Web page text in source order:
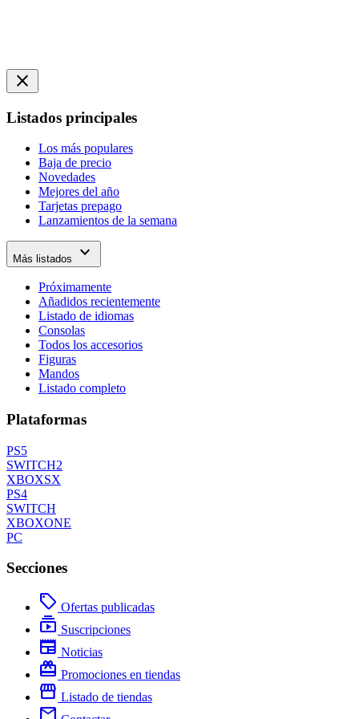
close
Listados principales
Los más populares
Baja de precio
Novedades
Mejores del año
Tarjetas prepago
Lanzamientos de la semana
Más listados expand_more
Próximamente
Añadidos recientemente
Listado de idiomas
Consolas
Todos los accesorios
Figuras
Mandos
Listado completo
Plataformas
PS5
SWITCH2
XBOXSX
PS4
SWITCH
XBOXONE
PC
Secciones
local_offer Ofertas publicadas
subscriptions Suscripciones
newspaper Noticias
redeem Promociones en tiendas
storefront Listado de tiendas
mail